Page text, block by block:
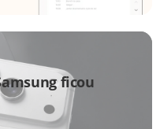
ficou